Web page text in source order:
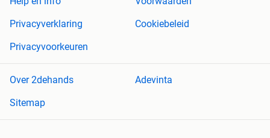
Privacyverklaring
Cookiebeleid
Privacyvoorkeuren
Over 2dehands
Adevinta
Sitemap